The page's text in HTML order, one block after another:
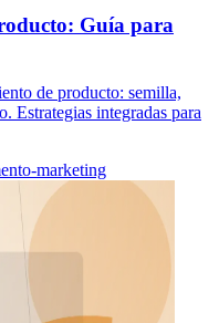
Guía para
de producto: semilla,
Estrategias integradas para
marketing